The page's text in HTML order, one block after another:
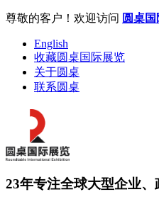
尊敬的客户！欢迎访问 圆桌
English
收藏圆桌国际展览
关于圆桌
联系圆桌
23年专注全球大型企业